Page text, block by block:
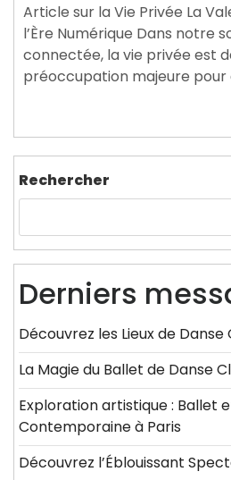
Article sur la Vie Privée La
l’Ère Numérique Dans notre
connectée, la vie privée est
préoccupation majeure pour
Rechercher
Derniers
Découvrez les Lieux de
La Magie du Ballet de Danse
Exploration artistique : Ballet
Contemporaine à Paris
Découvrez l’Éblouissant